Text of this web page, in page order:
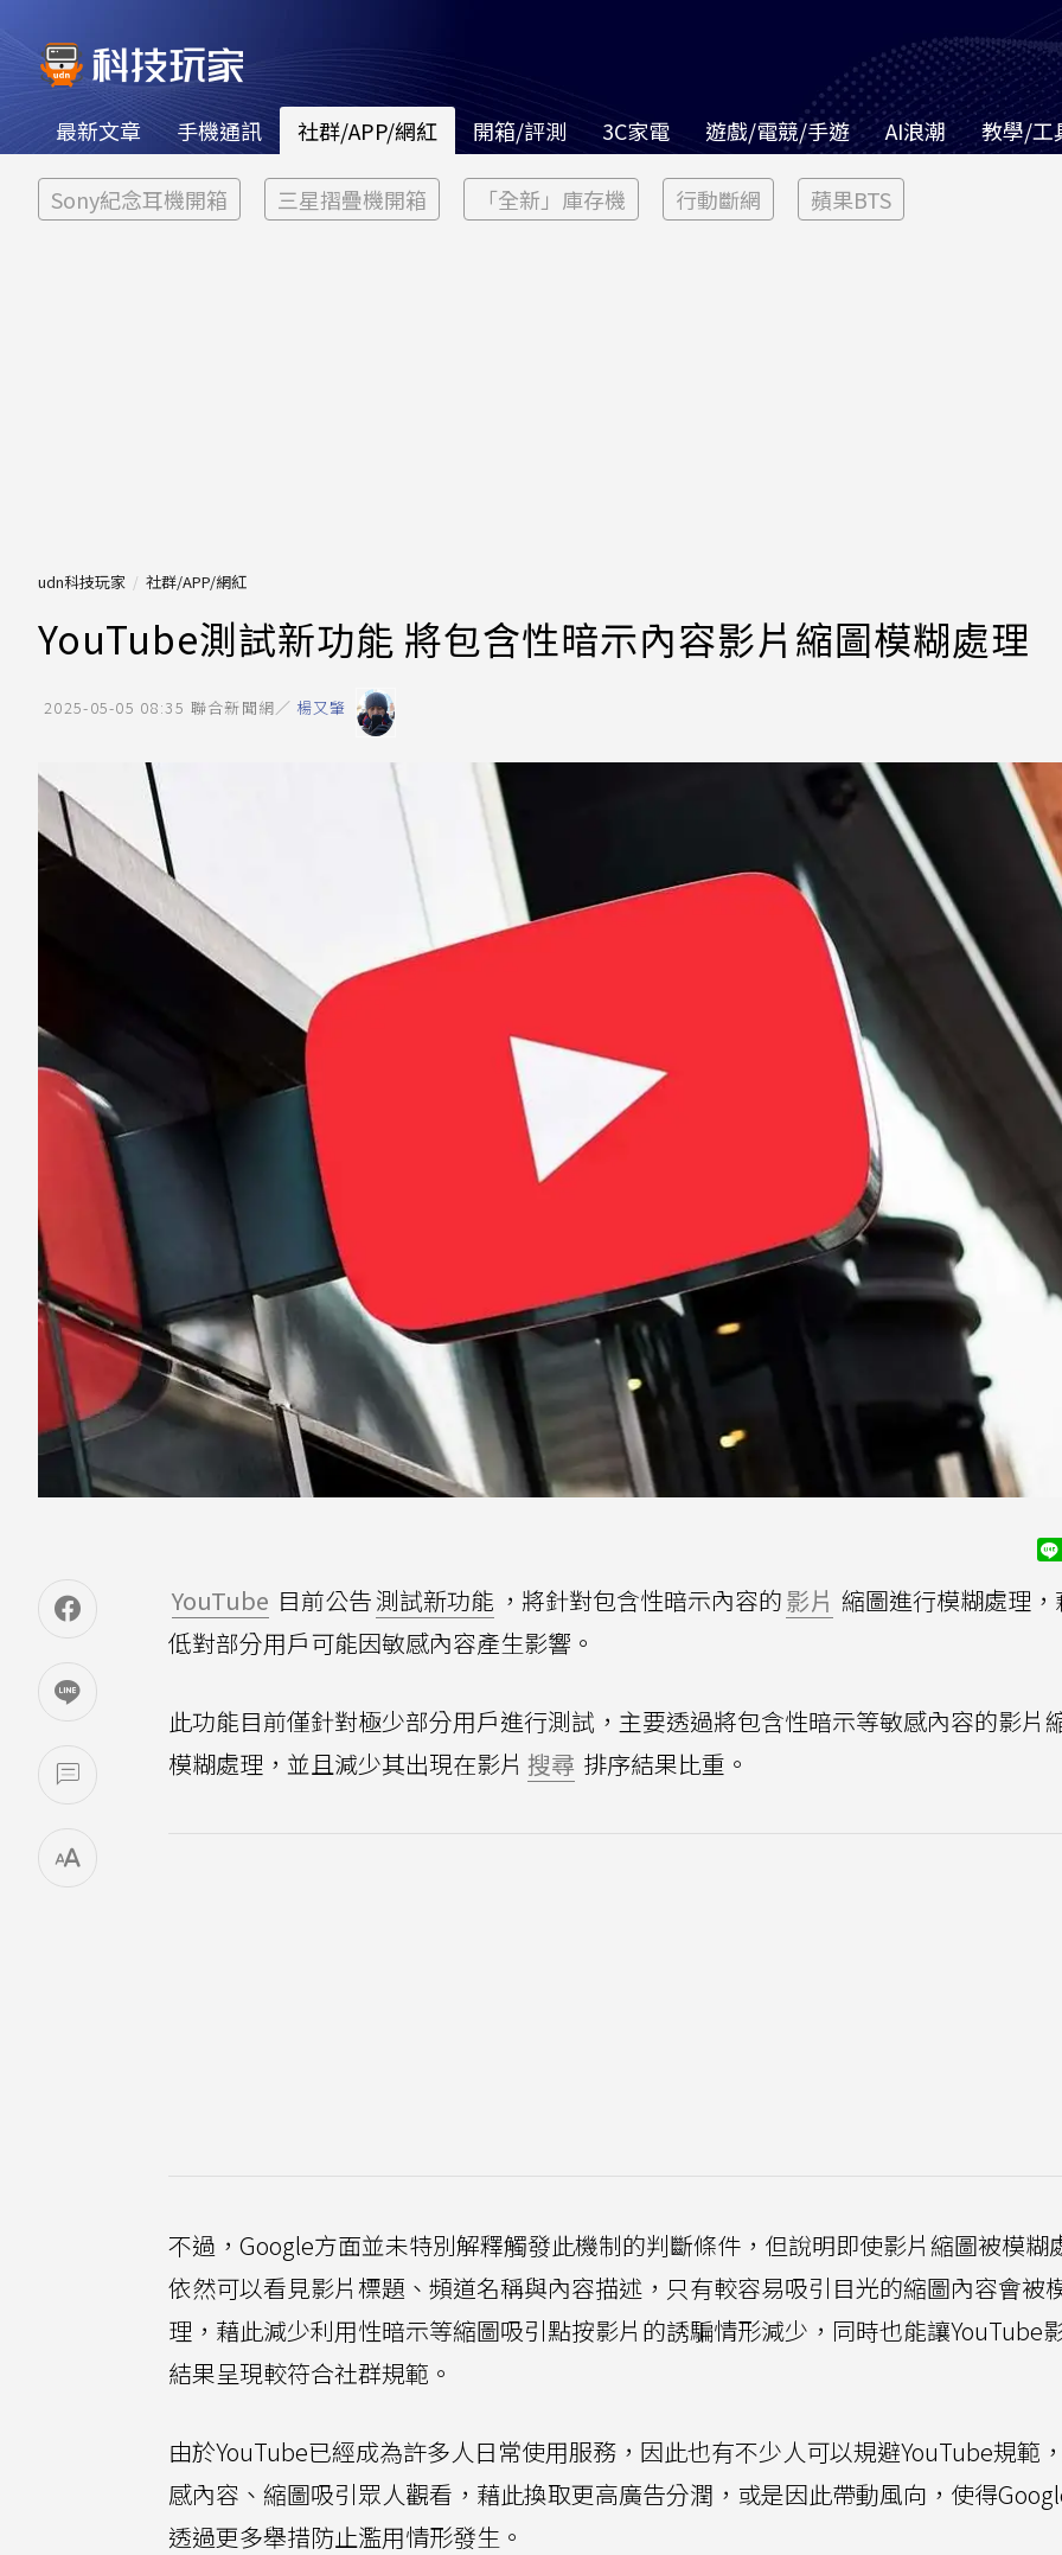
最新文章 手機通訊 社群/APP/網紅 開箱/評測 3C家電 遊戲/電競/手遊 AI浪潮 教學/工
Sony紀念耳機開箱 三星摺疊機開箱 「全新」庫存機 行動斷網 蘋果BTS
udn科技玩家 社群/APP/網紅
YouTube測試新功能 將包含性暗示內容影片縮圖模糊處理
2025-05-05 08:35 聯合新聞網／ 楊又肇
YouTube 目前公告測試新功能 ，將針對包含性暗示內容的影片 縮圖進行模糊處理
低對部分用戶可能因敏感內容產生影響。
此功能目前僅針對極少部分用戶進行測試，主要透過將包含性暗示等敏感內容的影片
模糊處理，並且減少其出現在影片 搜尋 排序結果比重。
不過，Google方面並未特別解釋觸發此機制的判斷條件，但說明即使影片縮圖被模糊
依然可以看見影片標題、頻道名稱與內容描述，只有較容易吸引目光的縮圖內容會被
理，藉此減少利用性暗示等縮圖吸引點按影片的誘騙情形減少，同時也能讓YouTube
結果呈現較符合社群規範。
由於YouTube已經成為許多人日常使用服務，因此也有不少人可以規避YouTube規範
感內容、縮圖吸引眾人觀看，藉此換取更高廣告分潤，或是因此帶動風向，使得
透過更多舉措防止濫用情形發生。